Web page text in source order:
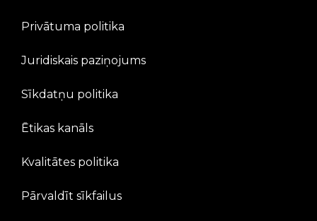
Privātuma politika
Juridiskais paziņojums
Sīkdatņu politika
Ētikas kanāls
Kvalitātes politika
Pārvaldīt sīkfailus